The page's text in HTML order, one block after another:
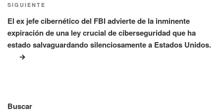
Siguiente
entrada
SIGUIENTE
El ex jefe cibernético del FBI advierte de la inminente
expiración de una ley crucial de ciberseguridad que ha
estado salvaguardando silenciosamente a Estados Unidos.
Buscar